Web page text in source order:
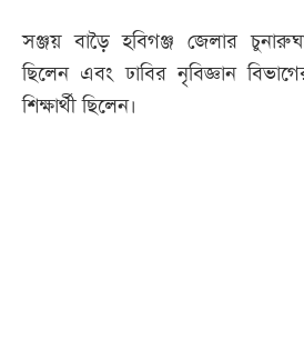
সঞ্জয় বাড়ৈ হবিগঞ্জ জেলার
ছিলেন এবং ঢাবির নৃবিজ্ঞান
শিক্ষার্থী ছিলেন।